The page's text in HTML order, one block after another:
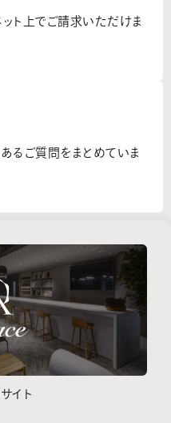
ト上でご請求いただけま
るご質問をまとめていま
イト